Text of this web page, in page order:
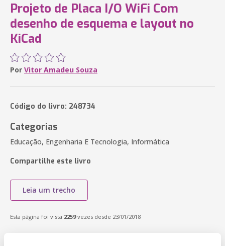
Projeto de Placa I/O WiFi Com
desenho de esquema e layout no
KiCad
Por Vitor Amadeu Souza
Código do livro: 248734
Categorias
Educação, Engenharia E Tecnologia, Informática
Compartilhe este livro
Leia um trecho
Esta página foi vista 2259vezes desde 23/01/2018